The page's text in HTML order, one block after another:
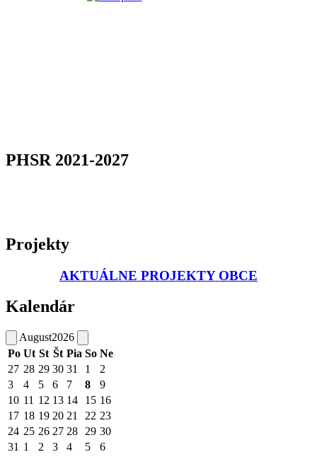
PHSR 2021-2027
Projekty
AKTUÁLNE PROJEKTY OBCE
Kalendár
August2026
Po Ut St Št Pia So Ne
27 28 29 30 31 1
2
3
4 5 6 7 8
9
10 11 12 13 14 15 16
17 18 19 20 21 22 23
24 25 26 27 28 29 30
31 1 2 3 4 5 6